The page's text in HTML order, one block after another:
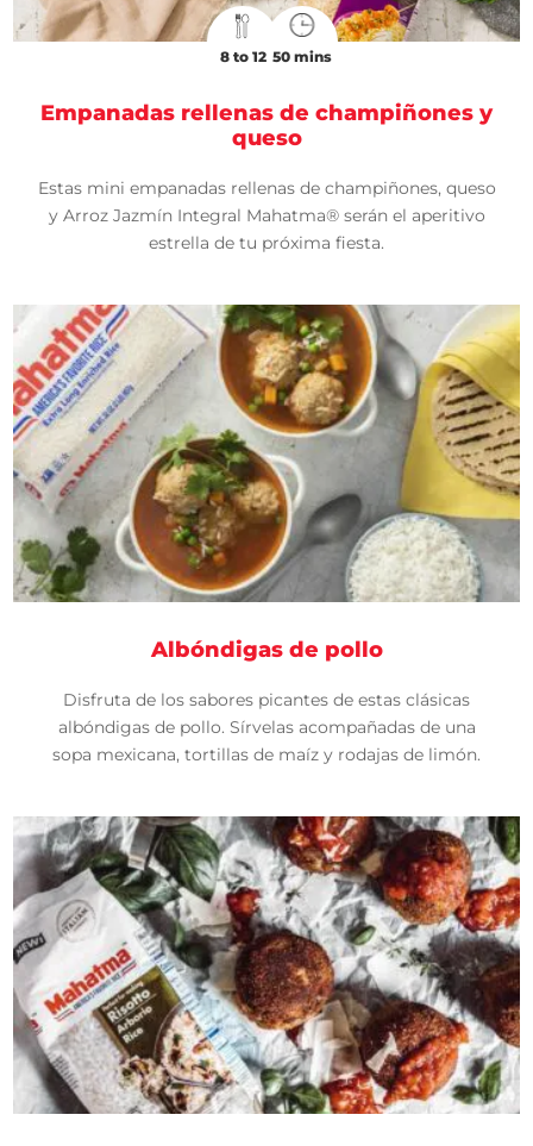
8 to 12 50 mins
Empanadas rellenas de champiñones y
queso
Estas mini empanadas rellenas de champiñones, queso
y Arroz Jazmín Integral Mahatma® serán el aperitivo
estrella de tu próxima fiesta.
Albóndigas de pollo
Disfruta de los sabores picantes de estas clásicas
albóndigas de pollo. Sírvelas acompañadas de una
sopa mexicana, tortillas de maíz y rodajas de limón.